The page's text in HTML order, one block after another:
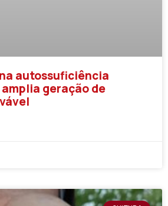
autossuficiência
geração de